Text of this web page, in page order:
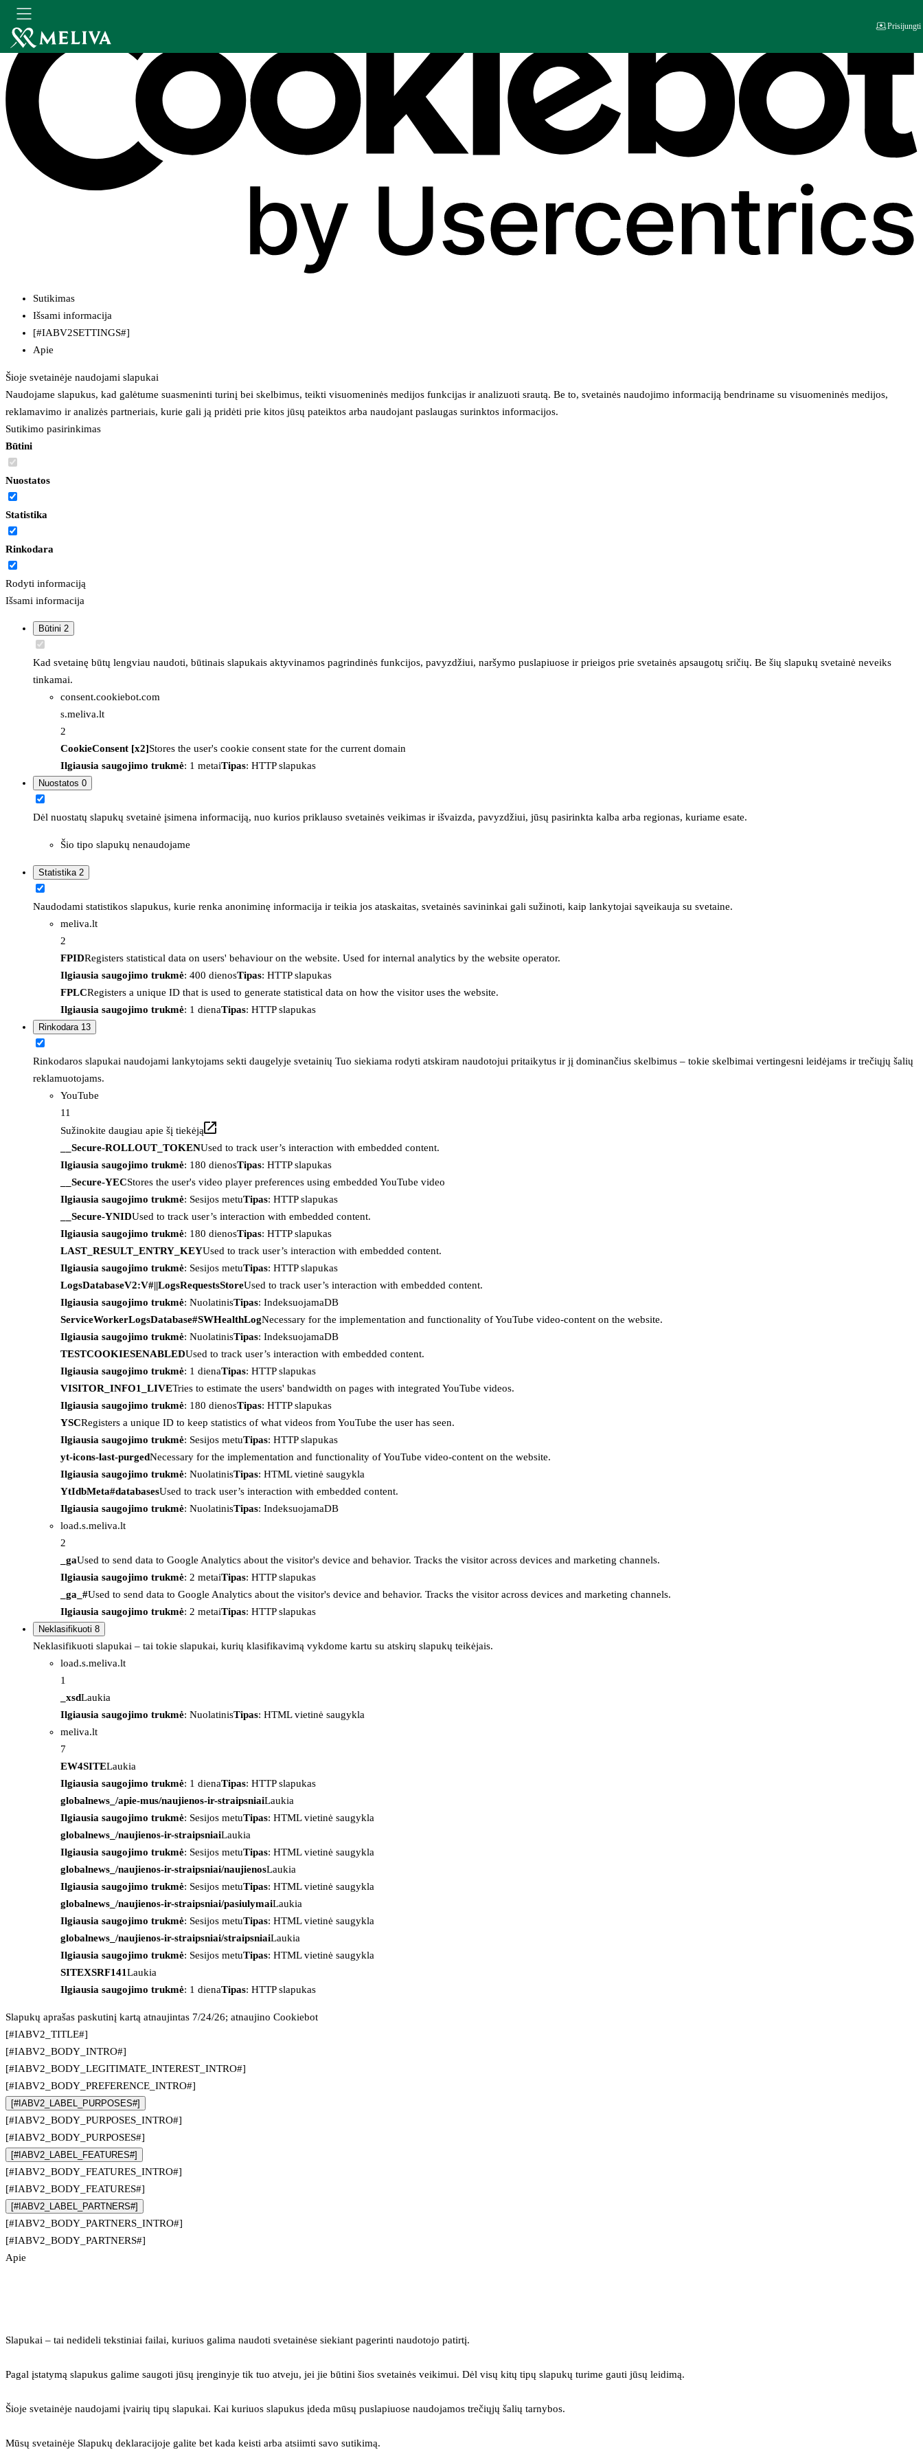
Sutikimas
Išsami informacija
[#IABV2SETTINGS#]
Apie
Šioje svetainėje naudojami slapukai
Naudojame slapukus, kad galėtume suasmeninti turinį bei skelbimus, teikti visuomeninės medijos funkcijas ir analizuoti srautą. Be to, svetainės naudojimo informaciją bendriname su visuomeninės medijos,
reklamavimo ir analizės partneriais, kurie gali ją pridėti prie kitos jūsų pateiktos arba naudojant paslaugas surinktos informacijos.
Sutikimo pasirinkimas
Būtini
Nuostatos
Statistika
Rinkodara
Rodyti informaciją
Išsami informacija
Būtini 2
Kad svetainę būtų lengviau naudoti, būtinais slapukais aktyvinamos pagrindinės funkcijos, pavyzdžiui, naršymo puslapiuose ir prieigos prie svetainės apsaugotų sričių. Be šių slapukų svetainė neveiks
tinkamai.
consent.cookiebot.com
s.meliva.lt
2
CookieConsent [x2]Stores the user's cookie consent state for the current domain
Ilgiausia saugojimo trukmė: 1 metaiTipas: HTTP slapukas
Nuostatos 0
Dėl nuostatų slapukų svetainė įsimena informaciją, nuo kurios priklauso svetainės veikimas ir išvaizda, pavyzdžiui, jūsų pasirinkta kalba arba regionas, kuriame esate.
Šio tipo slapukų nenaudojame
Statistika 2
Naudodami statistikos slapukus, kurie renka anoniminę informacija ir teikia jos ataskaitas, svetainės savininkai gali sužinoti, kaip lankytojai sąveikauja su svetaine.
meliva.lt
2
FPIDRegisters statistical data on users' behaviour on the website. Used for internal analytics by the website operator.
Ilgiausia saugojimo trukmė: 400 dienosTipas: HTTP slapukas
FPLCRegisters a unique ID that is used to generate statistical data on how the visitor uses the website.
Ilgiausia saugojimo trukmė: 1 dienaTipas: HTTP slapukas
Rinkodara 13
Rinkodaros slapukai naudojami lankytojams sekti daugelyje svetainių Tuo siekiama rodyti atskiram naudotojui pritaikytus ir jį dominančius skelbimus – tokie skelbimai vertingesni leidėjams ir trečiųjų šalių
reklamuotojams.
YouTube
11
Sužinokite daugiau apie šį tiekėją
__Secure-ROLLOUT_TOKENUsed to track user’s interaction with embedded content.
Ilgiausia saugojimo trukmė: 180 dienosTipas: HTTP slapukas
__Secure-YECStores the user's video player preferences using embedded YouTube video
Ilgiausia saugojimo trukmė: Sesijos metuTipas: HTTP slapukas
__Secure-YNIDUsed to track user’s interaction with embedded content.
Ilgiausia saugojimo trukmė: 180 dienosTipas: HTTP slapukas
LAST_RESULT_ENTRY_KEYUsed to track user’s interaction with embedded content.
Ilgiausia saugojimo trukmė: Sesijos metuTipas: HTTP slapukas
LogsDatabaseV2:V#||LogsRequestsStoreUsed to track user’s interaction with embedded content.
Ilgiausia saugojimo trukmė: NuolatinisTipas: IndeksuojamaDB
ServiceWorkerLogsDatabase#SWHealthLogNecessary for the implementation and functionality of YouTube video-content on the website.
Ilgiausia saugojimo trukmė: NuolatinisTipas: IndeksuojamaDB
TESTCOOKIESENABLEDUsed to track user’s interaction with embedded content.
Ilgiausia saugojimo trukmė: 1 dienaTipas: HTTP slapukas
VISITOR_INFO1_LIVETries to estimate the users' bandwidth on pages with integrated YouTube videos.
Ilgiausia saugojimo trukmė: 180 dienosTipas: HTTP slapukas
YSCRegisters a unique ID to keep statistics of what videos from YouTube the user has seen.
Ilgiausia saugojimo trukmė: Sesijos metuTipas: HTTP slapukas
yt-icons-last-purgedNecessary for the implementation and functionality of YouTube video-content on the website.
Ilgiausia saugojimo trukmė: NuolatinisTipas: HTML vietinė saugykla
YtIdbMeta#databasesUsed to track user’s interaction with embedded content.
Ilgiausia saugojimo trukmė: NuolatinisTipas: IndeksuojamaDB
load.s.meliva.lt
2
_gaUsed to send data to Google Analytics about the visitor's device and behavior. Tracks the visitor across devices and marketing channels.
Ilgiausia saugojimo trukmė: 2 metaiTipas: HTTP slapukas
_ga_#Used to send data to Google Analytics about the visitor's device and behavior. Tracks the visitor across devices and marketing channels.
Ilgiausia saugojimo trukmė: 2 metaiTipas: HTTP slapukas
Neklasifikuoti 8
Neklasifikuoti slapukai – tai tokie slapukai, kurių klasifikavimą vykdome kartu su atskirų slapukų teikėjais.
load.s.meliva.lt
1
_xsdLaukia
Ilgiausia saugojimo trukmė: NuolatinisTipas: HTML vietinė saugykla
meliva.lt
7
EW4SITELaukia
Ilgiausia saugojimo trukmė: 1 dienaTipas: HTTP slapukas
globalnews_/apie-mus/naujienos-ir-straipsniaiLaukia
Ilgiausia saugojimo trukmė: Sesijos metuTipas: HTML vietinė saugykla
globalnews_/naujienos-ir-straipsniaiLaukia
Ilgiausia saugojimo trukmė: Sesijos metuTipas: HTML vietinė saugykla
globalnews_/naujienos-ir-straipsniai/naujienosLaukia
Ilgiausia saugojimo trukmė: Sesijos metuTipas: HTML vietinė saugykla
globalnews_/naujienos-ir-straipsniai/pasiulymaiLaukia
Ilgiausia saugojimo trukmė: Sesijos metuTipas: HTML vietinė saugykla
globalnews_/naujienos-ir-straipsniai/straipsniaiLaukia
Ilgiausia saugojimo trukmė: Sesijos metuTipas: HTML vietinė saugykla
SITEXSRF141Laukia
Ilgiausia saugojimo trukmė: 1 dienaTipas: HTTP slapukas
Slapukų aprašas paskutinį kartą atnaujintas 7/24/26; atnaujino Cookiebot
[#IABV2_TITLE#]
[#IABV2_BODY_INTRO#]
[#IABV2_BODY_LEGITIMATE_INTEREST_INTRO#]
[#IABV2_BODY_PREFERENCE_INTRO#]
[#IABV2_LABEL_PURPOSES#]
[#IABV2_BODY_PURPOSES_INTRO#]
[#IABV2_BODY_PURPOSES#]
[#IABV2_LABEL_FEATURES#]
[#IABV2_BODY_FEATURES_INTRO#]
[#IABV2_BODY_FEATURES#]
[#IABV2_LABEL_PARTNERS#]
[#IABV2_BODY_PARTNERS_INTRO#]
[#IABV2_BODY_PARTNERS#]
Apie
Slapukai – tai nedideli tekstiniai failai, kuriuos galima naudoti svetainėse siekiant pagerinti naudotojo patirtį.
Pagal įstatymą slapukus galime saugoti jūsų įrenginyje tik tuo atveju, jei jie būtini šios svetainės veikimui. Dėl visų kitų tipų slapukų turime gauti jūsų leidimą.
Šioje svetainėje naudojami įvairių tipų slapukai. Kai kuriuos slapukus įdeda mūsų puslapiuose naudojamos trečiųjų šalių tarnybos.
Mūsų svetainėje Slapukų deklaracijoje galite bet kada keisti arba atsiimti savo sutikimą.
Prisijungti